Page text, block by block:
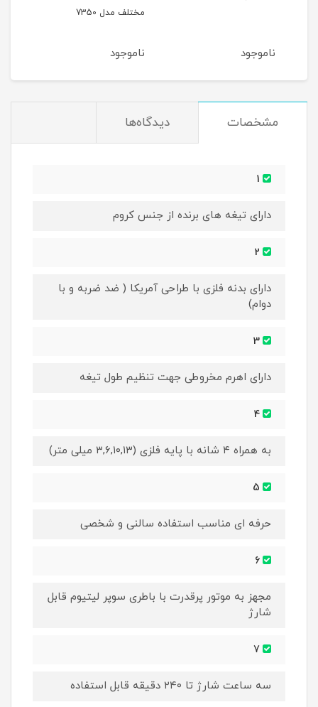
ناموجود
مختلف مدل 7350
ناموجود
مشخصات دیدگاه‌ها
دارای تیغه های برنده از جنس کروم
دارای بدنه فلزی با طراحی آمریکا ( ضد ضربه و با
دوام)
دارای اهرم مخروطی جهت تنظیم طول تیغه
به همراه ۴ شانه با پایه فلزی (۳,۶,۱۰,۱۳ میلی متر)
حرفه ای مناسب استفاده سالنی و شخصی
مجهز به موتور پرقدرت با باطری سوپر لیتیوم قابل
شارژ
سه ساعت شارژ تا ۲۴۰ دقیقه قابل استفاده